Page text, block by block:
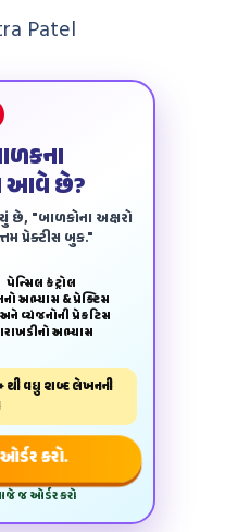
Patel
આવે છે?
છે, "બાળકોના અક્ષરો
પ્રેક્ટીસ બુક."
પેન્‍સિલ કંટ્રોલ
અભ્યાસ & પ્રેક્ટિસ
અને વ્યંજનોની પ્રેકટિસ
અભ્યાસ
થી વધુ શબ્દ લેખનની
કરો.
જ ઓર્ડર કરો